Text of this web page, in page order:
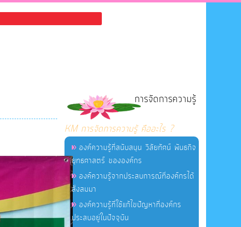
การจัดการความรู้
KM การจัดการความรู้ คืออะไร ?
องค์ความรู้ที่สนับสนุน วิสัยทัศน์ พันธกิจ
ยุทธศาสตร์ ขององค์กร
องค์ความรู้จากประสบการณ์ที่องค์กรได้
สั่งสมมา
องค์ความรู้ที่ใช้แก้ไขปัญหาที่องค์กร
ประสบอยู่ในปัจจุบัน